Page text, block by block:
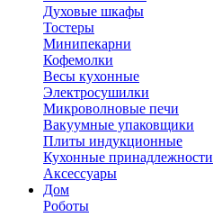
Духовые шкафы
Тостеры
Минипекарни
Кофемолки
Весы кухонные
Электросушилки
Микроволновые печи
Вакуумные упаковщики
Плиты индукционные
Кухонные принадлежности
Аксессуары
Дом
Роботы